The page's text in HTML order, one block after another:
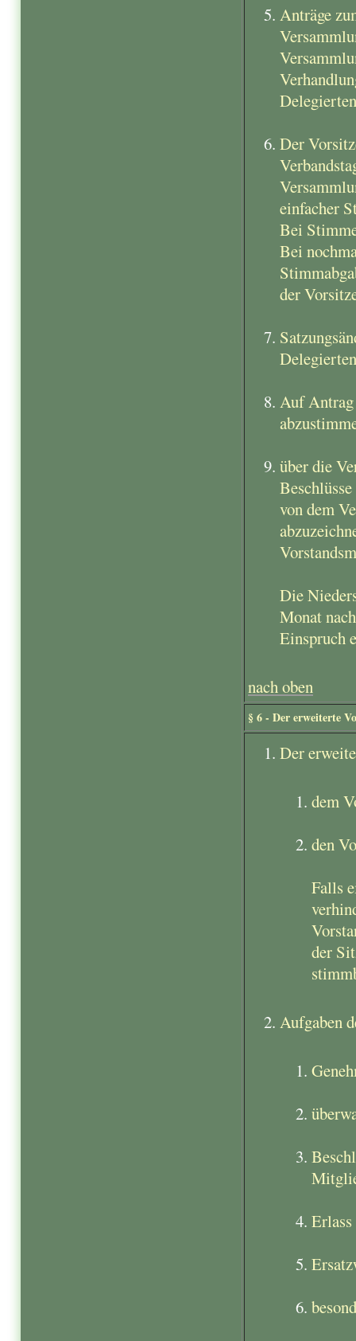
Anträge
Der
einfacher
Bei
Bei
der
Auf Antrag
über die
von dem
Die
Monat
Einspruch
nach oben
§ 6 - Der erweiterte
Der
dem
den
Falls
der
Aufgaben